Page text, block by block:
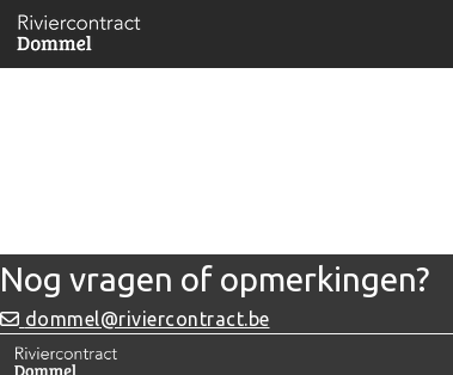
Nog vragen of opmerkingen?
dommel@riviercontract.be